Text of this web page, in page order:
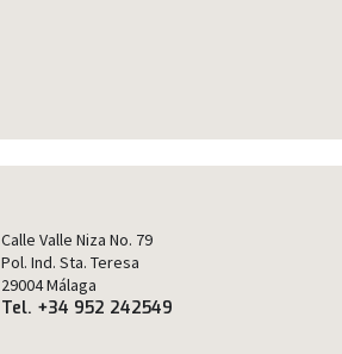
Calle Valle Niza No. 79
Pol. Ind. Sta. Teresa
29004 Málaga
Tel. +34 952 242549